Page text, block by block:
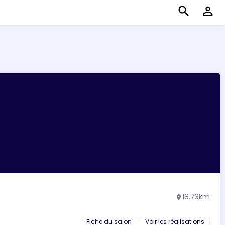
search perm_identity
location_on 18.73km
Fiche du salon Voir les réalisations